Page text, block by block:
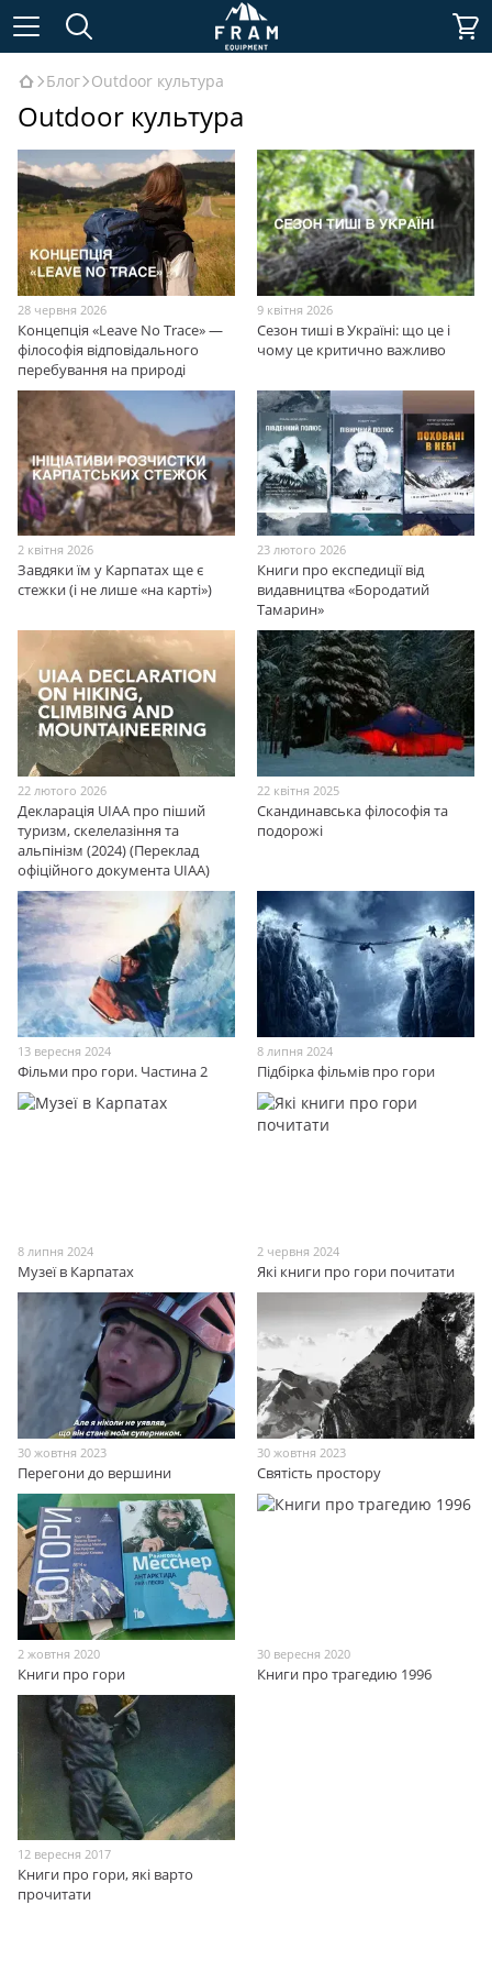
Блог Outdoor культура
Outdoor культура
28 червня 2026
Концепція «Leave No Trace» —
філософія відповідального
перебування на природі
9 квітня 2026
Сезон тиші в Україні: що це і
чому це критично важливо
2 квітня 2026
Завдяки їм у Карпатах ще є
стежки (і не лише «на карті»)
23 лютого 2026
Книги про експедиції від
видавництва «Бородатий
Тамарин»
22 лютого 2026
Декларація UIAA про піший
туризм, скелелазіння та
альпінізм (2024) (Переклад
офіційного документа UIAA)
22 квітня 2025
Скандинавська філософія та
подорожі
13 вересня 2024
Фільми про гори. Частина 2
8 липня 2024
Підбірка фільмів про гори
8 липня 2024
Музеї в Карпатах
2 червня 2024
Які книги про гори почитати
30 жовтня 2023
Перегони до вершини
30 жовтня 2023
Святість простору
2 жовтня 2020
Книги про гори
30 вересня 2020
Книги про трагедию 1996
12 вересня 2017
Книги про гори, які варто
прочитати